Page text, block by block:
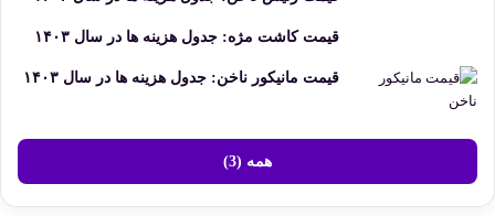
قیمت کاشت مژه: جدول هزینه ها در سال ۱۴۰۳
قیمت مانیکور ناخن: جدول هزینه ها در سال ۱۴۰۳
همه (3)